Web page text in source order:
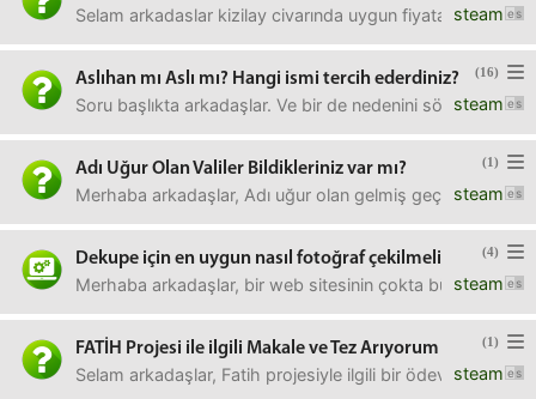
steam
Selam arkadaslar kizilay civarında uygun fiyata 50 kişilik
(16)
Aslıhan mı Aslı mı? Hangi ismi tercih ederdiniz?
steam
Soru başlıkta arkadaşlar. Ve bir de nedenini söylerseniz
(1)
Adı Uğur Olan Valiler Bildikleriniz var mı?
steam
Merhaba arkadaşlar, Adı uğur olan gelmiş geçmiş ve
(4)
Dekupe için en uygun nasıl fotoğraf çekilmeli
steam
Merhaba arkadaşlar, bir web sitesinin çokta büyük
(1)
FATİH Projesi ile ilgili Makale ve Tez Arıyorum
steam
Selam arkadaşlar, Fatih projesiyle ilgili bir ödev